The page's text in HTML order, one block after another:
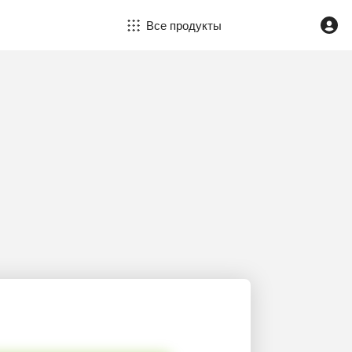
Все продукты